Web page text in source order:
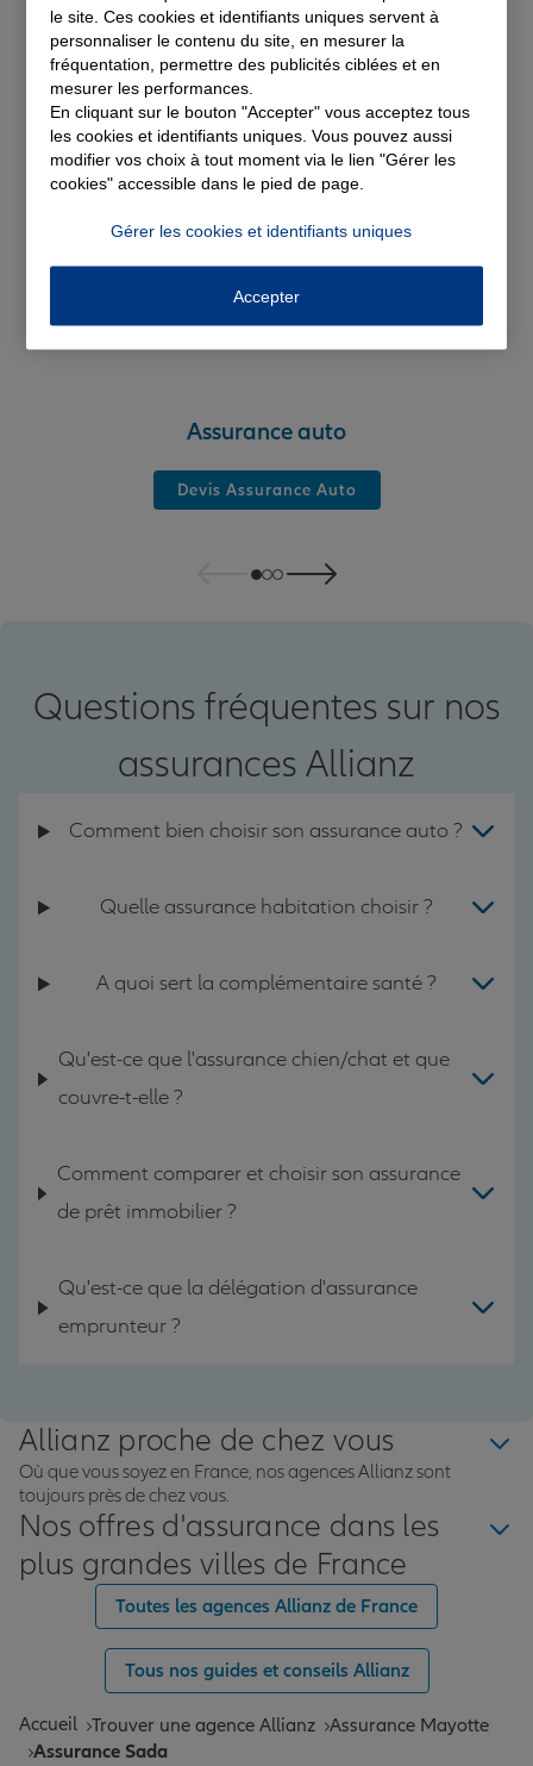
Assurance auto
Devis Assurance Auto
Questions fréquentes sur nos
assurances Allianz
Comment bien choisir son assurance auto ?
Quelle assurance habitation choisir ?
A quoi sert la complémentaire santé ?
Qu'est-ce que l'assurance chien/chat et que
couvre-t-elle ?
Comment comparer et choisir son assurance
de prêt immobilier ?
Qu'est-ce que la délégation d'assurance
emprunteur ?
Allianz proche de chez vous
Où que vous soyez en France, nos agences Allianz sont
toujours près de chez vous.
Nos offres d'assurance dans les
plus grandes villes de France
Toutes les agences Allianz de France
Tous nos guides et conseils Allianz
Accueil Trouver une agence Allianz Assurance Mayotte
Assurance Sada
le site. Ces cookies et identifiants uniques servent à
personnaliser le contenu du site, en mesurer la
fréquentation, permettre des publicités ciblées et en
mesurer les performances.
En cliquant sur le bouton "Accepter" vous acceptez tous
les cookies et identifiants uniques. Vous pouvez aussi
modifier vos choix à tout moment via le lien "Gérer les
cookies" accessible dans le pied de page.
Gérer les cookies et identifiants uniques
Accepter